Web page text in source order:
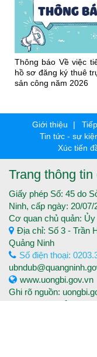
Thông báo Về việc
hồ sơ đăng ký thuê
sản công năm 2026
Giới thiệu
Tin tức - sự
Xúc tiến
Trang thông
Giấy phép Số: 45 do
Ninh, cấp ngày: 20/07/
Cơ quan chủ quản:
Địa chỉ: Số 3 - Trần
Quảng Ninh
Số điện thoại:
www.uongbi.gov.vn
Ghi rõ nguồn:
thông tin điện tử.